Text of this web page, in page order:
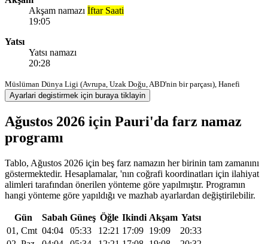
Akşam namazı İftar Saati
19:05
Yatsı
Yatsı namazı
20:28
Müslüman Dünya Ligi (Avrupa, Uzak Doğu, ABD'nin bir parçası), Hanefi
Ayarlari degistirmek için buraya tiklayin
Ağustos 2026 için Pauri'da farz namaz
programı
Tablo, Ağustos 2026 için beş farz namazın her birinin tam zamanını
göstermektedir. Hesaplamalar, 'nın coğrafi koordinatları için ilahiyat
alimleri tarafından önerilen yönteme göre yapılmıştır. Programın
hangi yönteme göre yapıldığı ve mazhab ayarlardan değiştirilebilir.
Gün Sabah Güneş Öğle Ikindi Akşam Yatsı
01, Cmt 04:04 05:33 12:21 17:09 19:09
20:33